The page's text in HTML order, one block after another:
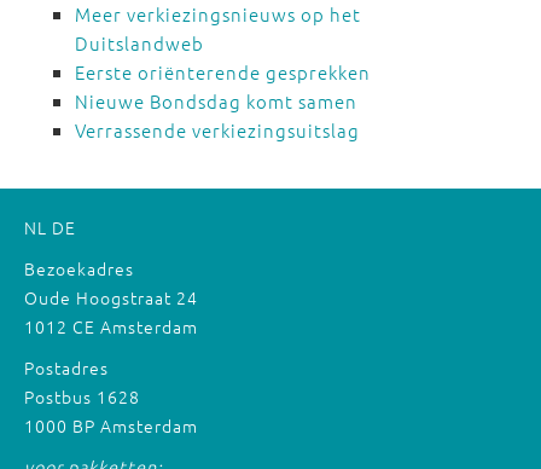
Meer verkiezingsnieuws op het
Duitslandweb
Eerste oriënterende gesprekken
Nieuwe Bondsdag komt samen
Verrassende verkiezingsuitslag
NL DE
Bezoekadres
Oude Hoogstraat 24
1012 CE Amsterdam
Postadres
Postbus 1628
1000 BP Amsterdam